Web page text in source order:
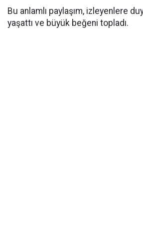
Bu anlamlı paylaşım, izleyenlere
yaşattı ve büyük beğeni topladı.